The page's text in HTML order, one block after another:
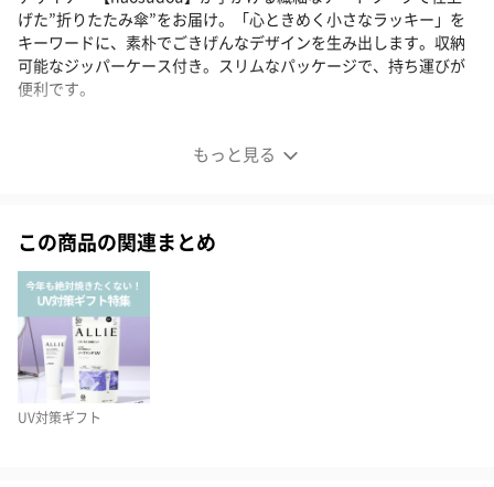
もっと見る
げた”折りたたみ傘”をお届け。「心ときめく小さなラッキー」を
キーワードに、素朴でごきげんなデザインを生み出します。収納
可能なジッパーケース付き。スリムなパッケージで、持ち運びが
便利です。
繊細なアートワークアイテム
おしゃれなデザインの折り畳み傘は収納可能なジッパーケース付
きです。
スリムなパッケージで、持ち運びが便利です。
傘骨にアルミを使用し、軽量化。雨の日も身軽にお出かけ出来ま
この商品の関連まとめ
UV対策ギフト